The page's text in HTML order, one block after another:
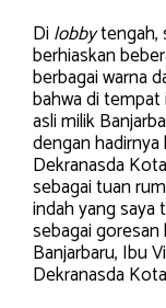
Di lobbytengah,
berhiaskan
berbagai warna
bahwa di
asli milik
dengan
Dekranasda
sebagai tuan
indah yang saya
sebagai
Banjarbaru, Ibu
Dekranasda